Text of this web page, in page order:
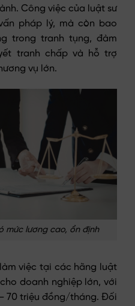
Công việc của luật sư
pháp lý, mà còn bao
trong tranh tụng, đàm
tranh chấp và hỗ trợ
vụ lớn.
mức lương cao, ổn định
việc tại các hãng luật
doanh nghiệp lớn, với
70 triệu đồng/tháng. Đối